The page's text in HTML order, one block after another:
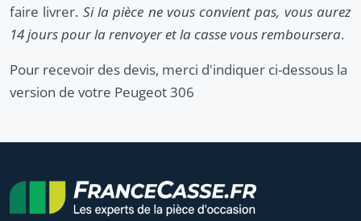
faire livrer. Si la pièce ne vous convient pas, vous aurez
14 jours pour la renvoyer et la casse vous remboursera.
Pour recevoir des devis, merci d'indiquer ci-dessous la
version de votre Peugeot 306